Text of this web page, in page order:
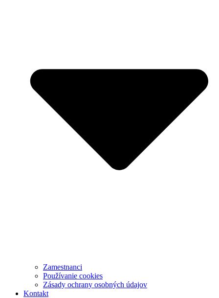
Zamestnanci
Používanie cookies
Zásady ochrany osobných údajov
Kontakt